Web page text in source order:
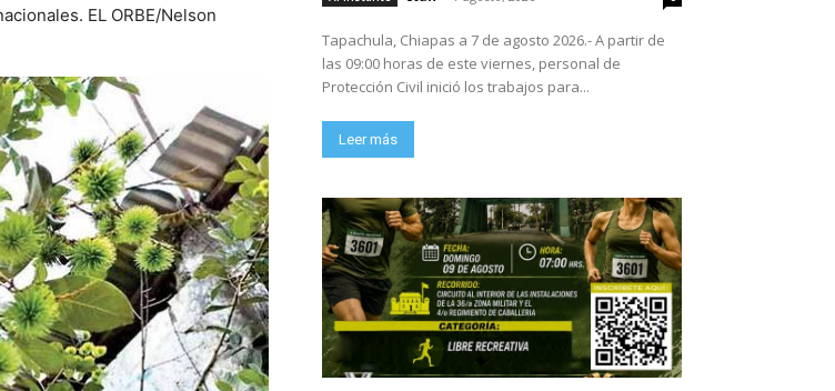
EL ORBE/Nelson
Tapachula, Chiapas a 7 de agosto 2026.- A partir de
las 09:00 horas de este viernes, personal de
Protección Civil inició los trabajos para...
Leer más